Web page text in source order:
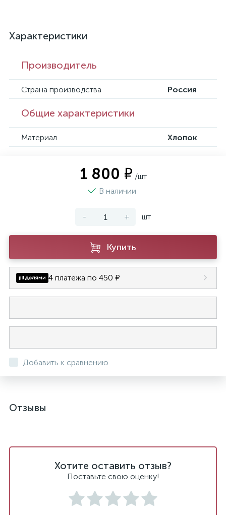
Характеристики
Производитель
Страна производства Россия
Общие характеристики
Материал Хлопок
1 800 ₽ /шт
В наличии
- + шт
Купить
4 платежа по 450 ₽
Добавить к сравнению
Отзывы
Хотите оставить отзыв?
Поставьте свою оценку!